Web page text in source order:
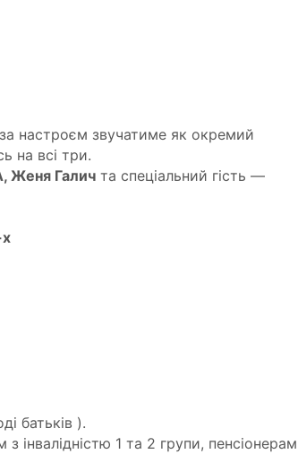
настроєм звучатиме як окремий
на всі три.
Женя Галич та спеціальний гість —
батьків ).
інвалідністю 1 та 2 групи, пенсіонерам